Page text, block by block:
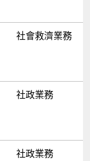
社會救濟業務
社政業務
社政業務